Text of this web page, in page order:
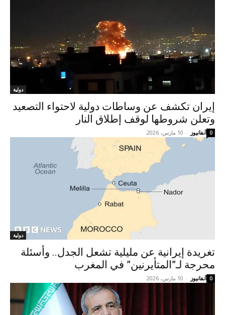
دولية
إيران تكشف عن وساطات دولية لاحتواء التصعيد
وتعلن شروطها لوقف إطلاق النار
آنفانيوز - 10 مارس، 2026 0
دولية
تغريدة إيرانية عن مليلية تشعل الجدل.. وأسئلة
محرجة لـ”المتأيرنين” في المغرب
آنفانيوز - 10 مارس، 2026 0